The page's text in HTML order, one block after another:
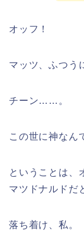
オッフ！
マッツ、ふつう
チーン……。
この世に神なん
ということは、
マツドナルドだ
落ち着け、私。